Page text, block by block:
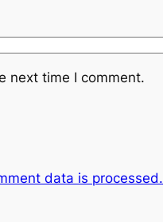
next time I comment.
data is processed.